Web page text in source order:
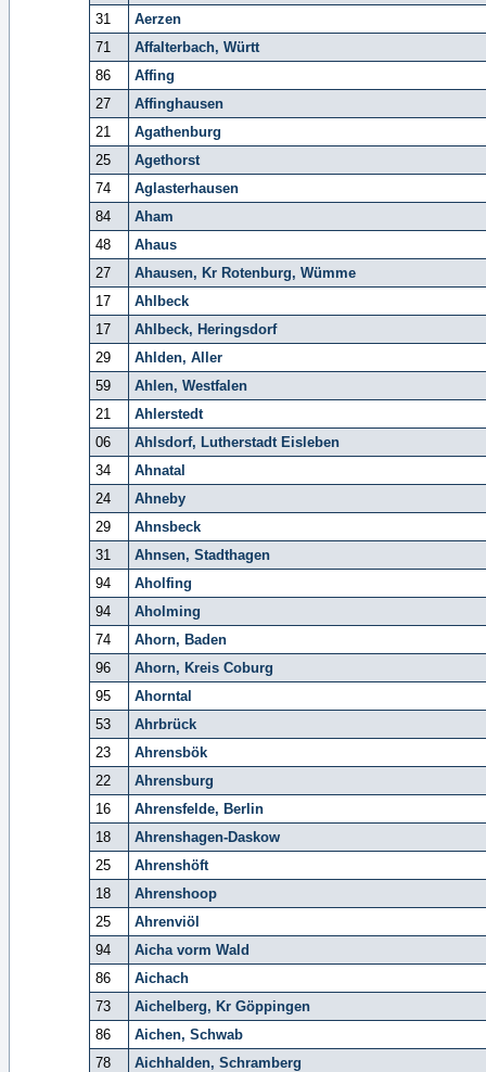
31
Aerzen
71
Affalterbach, Württ
86
Affing
27
Affinghausen
21
Agathenburg
25
Agethorst
74
Aglasterhausen
84
Aham
48
Ahaus
27
Ahausen, Kr Rotenburg, Wümme
17
Ahlbeck
17
Ahlbeck, Heringsdorf
29
Ahlden, Aller
59
Ahlen, Westfalen
21
Ahlerstedt
06
Ahlsdorf, Lutherstadt Eisleben
34
Ahnatal
24
Ahneby
29
Ahnsbeck
31
Ahnsen, Stadthagen
94
Aholfing
94
Aholming
74
Ahorn, Baden
96
Ahorn, Kreis Coburg
95
Ahorntal
53
Ahrbrück
23
Ahrensbök
22
Ahrensburg
16
Ahrensfelde, Berlin
18
Ahrenshagen-Daskow
25
Ahrenshöft
18
Ahrenshoop
25
Ahrenviöl
94
Aicha vorm Wald
86
Aichach
73
Aichelberg, Kr Göppingen
86
Aichen, Schwab
78
Aichhalden, Schramberg